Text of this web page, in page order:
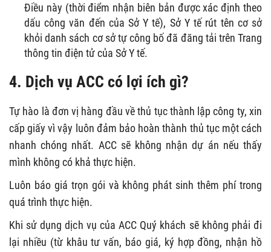
Điều này (thời điểm nhận biên bản được xác định theo
dấu công văn đến của Sở Y tế), Sở Y tế rút tên cơ sở
khỏi danh sách cơ sở tự công bố đã đăng tải trên Trang
thông tin điện tử của Sở Y tế.
4. Dịch vụ ACC có lợi ích gì?
Tự hào là đơn vị hàng đầu về thủ tục thành lập công ty, xin
cấp giấy vì vậy luôn đảm bảo hoàn thành thủ tục một cách
nhanh chóng nhất. ACC sẽ không nhận dự án nếu thấy
mình không có khả thực hiện.
Luôn báo giá trọn gói và không phát sinh thêm phí trong
quá trình thực hiện.
Khi sử dụng dịch vụ của ACC Quý khách sẽ không phải đi
lại nhiều (từ khâu tư vấn, báo giá, ký hợp đồng, nhận hồ